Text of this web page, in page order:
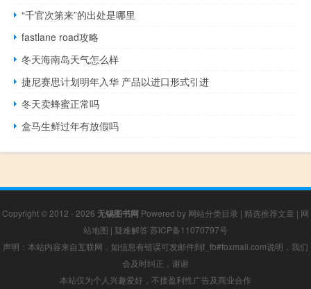
“千官次第来”的出处是哪里
fastlane road攻略
冬天海南岛天气怎么样
捷尼赛思计划明年入华 产品以进口形式引进
冬天卖蜂蜜正常吗
盒马生鲜过年有放假吗
Copyright © 2012 - 2026 无锡图书网 Powered by 网站分类目录 | 精选推荐文章 | 网
站地图 | 疑难解答 苏ICP备11070797号
声明：本站内容来自互联网，如信息有错误可发邮件到f_fb#foxmail.com说明，我们
会及时纠正，谢谢
本站仅为个人兴趣爱好，不接盈利性广告及商业合作